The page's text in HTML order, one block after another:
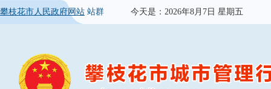
攀枝花市人民政府网站 站群 今天是： 2026年8月7日 星期五